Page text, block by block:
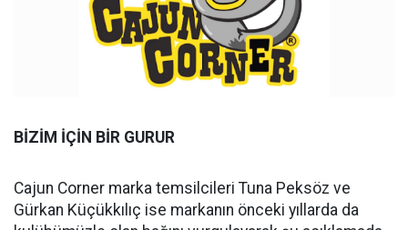
BİZİM İÇİN BİR GURUR
Cajun Corner marka temsilcileri Tuna Peksöz ve
Gürkan Küçükkılıç ise markanın önceki yıllarda da